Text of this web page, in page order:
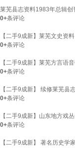
莱芜县志资料1983年总辑创
0+条评论
【二手9成新】莱芜文史资
0+条评论
【二手9成新】莱芜方言语
0+条评论
【二手9成新】 续修莱芜县
0+条评论
【二手9成新】山东地方戏
0+条评论
【二手9成新】 著名历史学